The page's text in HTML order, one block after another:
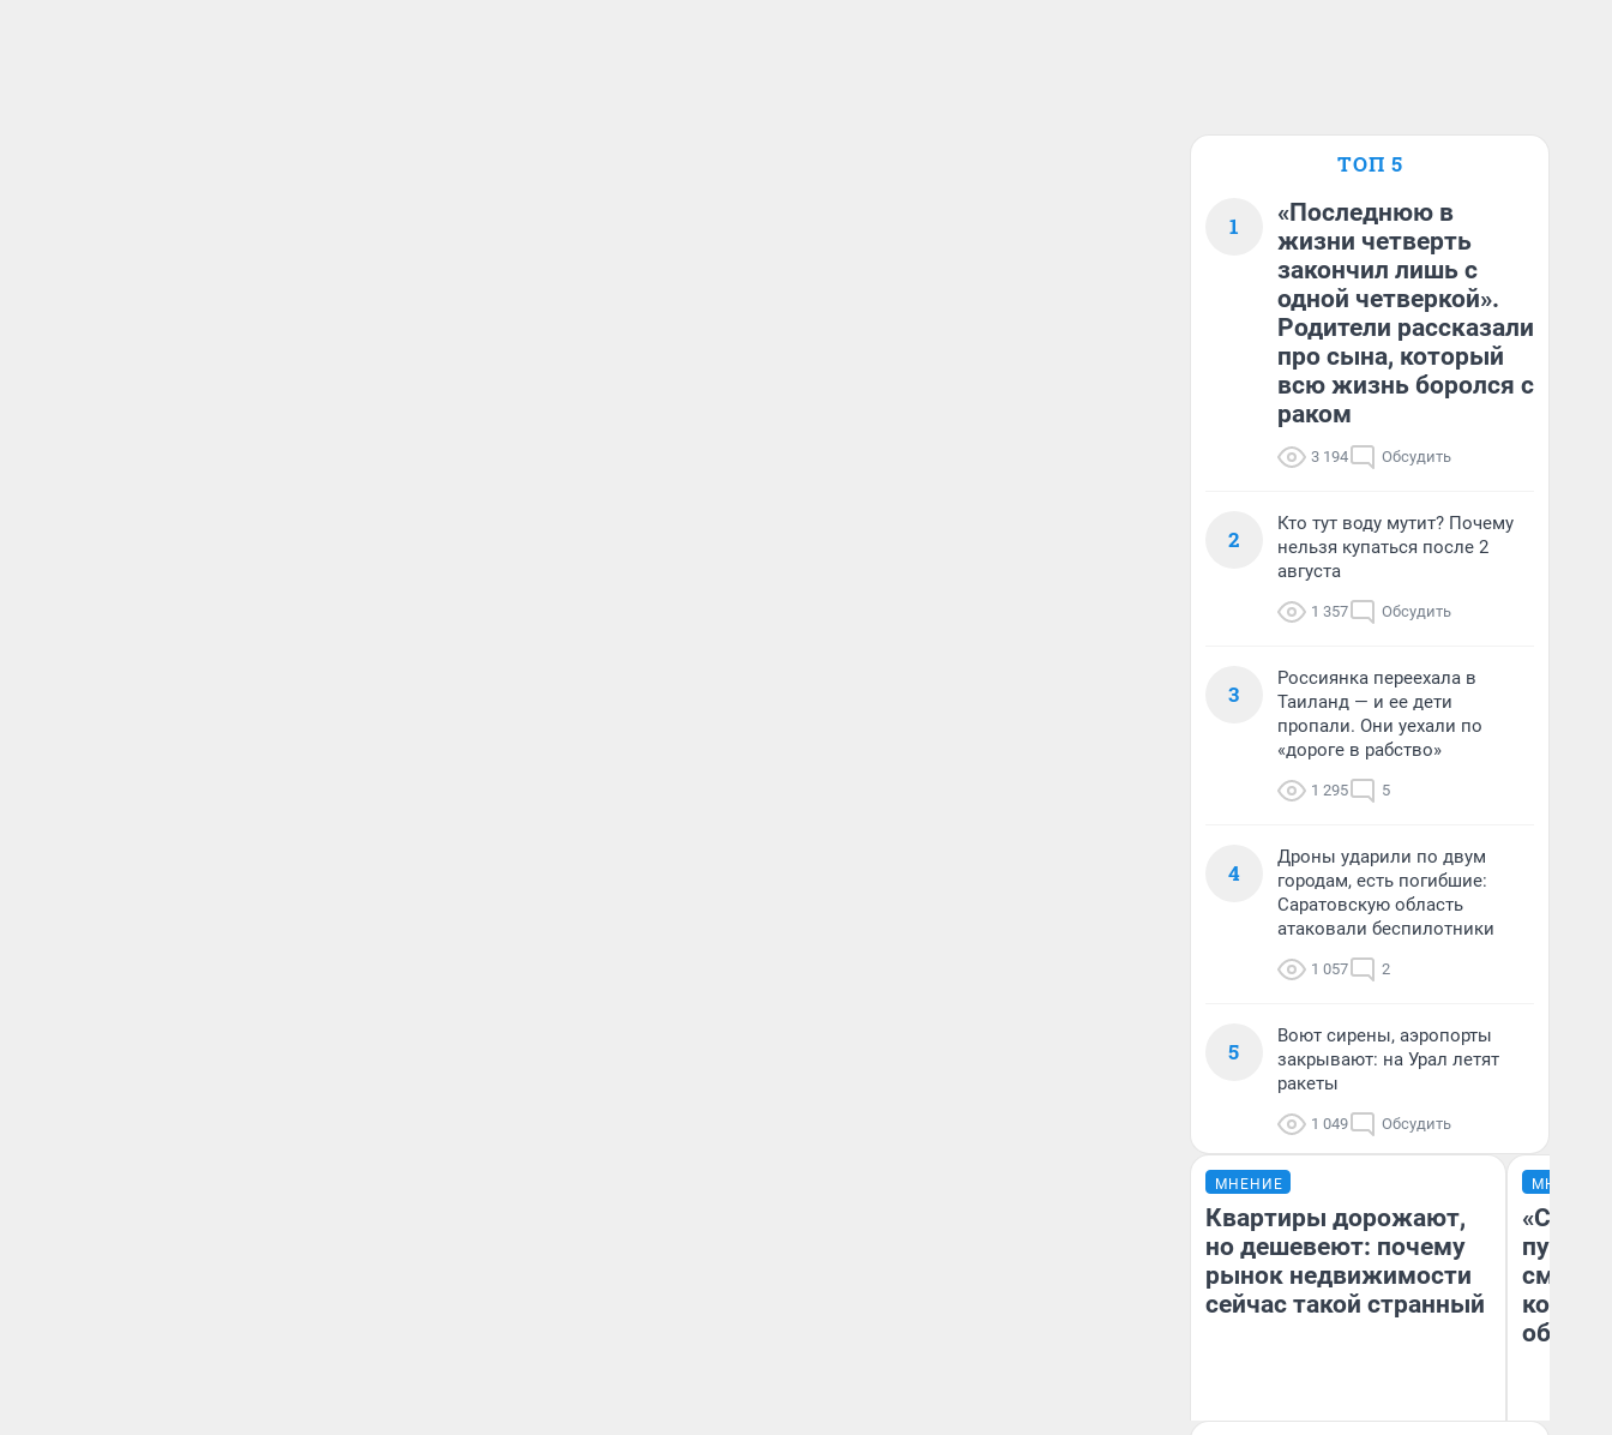
ТОП 5
1
«Последнюю в
жизни четверть
закончил лишь с
одной четверкой».
Родители рассказали
про сына, который
всю жизнь боролся с
раком
3 194 Обсудить
2
Кто тут воду мутит? Почему
нельзя купаться после 2
августа
1 357 Обсудить
3
Россиянка переехала в
Таиланд — и ее дети
пропали. Они уехали по
«дороге в рабство»
1 295 5
4
Дроны ударили по двум
городам, есть погибшие:
Саратовскую область
атаковали беспилотники
1 057 2
5
Воют сирены, аэропорты
закрывают: на Урал летят
ракеты
1 049 Обсудить
МНЕНИЕ
Квартиры дорожают,
но дешевеют: почему
рынок недвижимости
сейчас такой странный
МНЕНИЕ